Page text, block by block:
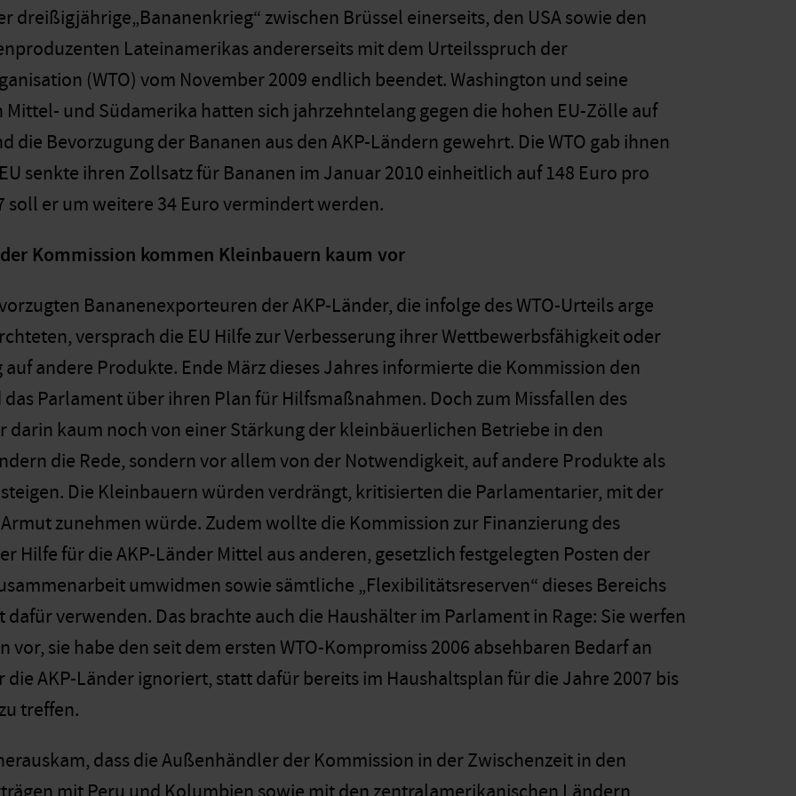
dreißigjährige„Bananenkrieg“ zwischen Brüssel einerseits, den USA sowie den
Lateinamerikas andererseits mit dem Urteilsspruch der
(WTO) vom November 2009 endlich beendet. Washington und seine
und Südamerika hatten sich jahrzehntelang gegen die hohen EU-Zölle auf
die Bevorzugung der Bananen aus den AKP-Ländern gewehrt. Die WTO gab ihnen
senkte ihren Zollsatz für Bananen im Januar 2010 einheitlich auf 148 Euro pro
soll er um weitere 34 Euro vermindert werden.
Kommission kommen Kleinbauern kaum vor
Bananenexporteuren der AKP-Länder, die infolge des WTO-Urteils arge
versprach die EU Hilfe zur Verbesserung ihrer Wettbewerbsfähigkeit oder
andere Produkte. Ende März dieses Jahres informierte die Kommission den
Parlament über ihren Plan für Hilfsmaßnahmen. Doch zum Missfallen des
darin kaum noch von einer Stärkung der kleinbäuerlichen Betriebe in den
die Rede, sondern vor allem von der Notwendigkeit, auf andere Produkte als
Die Kleinbauern würden verdrängt, kritisierten die Parlamentarier, mit der
zunehmen würde. Zudem wollte die Kommission zur Finanzierung des
Hilfe für die AKP-Länder Mittel aus anderen, gesetzlich festgelegten Posten der
umwidmen sowie sämtliche „Flexibilitätsreserven“ dieses Bereichs
dafür verwenden. Das brachte auch die Haushälter im Parlament in Rage: Sie werfen
vor, sie habe den seit dem ersten WTO-Kompromiss 2006 absehbaren Bedarf an
die AKP-Länder ignoriert, statt dafür bereits im Haushaltsplan für die Jahre 2007 bis
treffen.
dass die Außenhändler der Kommission in der Zwischenzeit in den